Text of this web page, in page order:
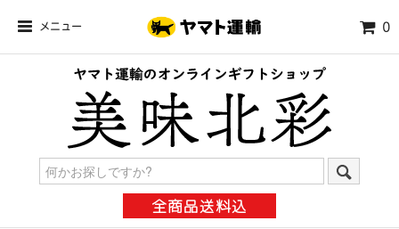
メニュー 0
全商品送料込